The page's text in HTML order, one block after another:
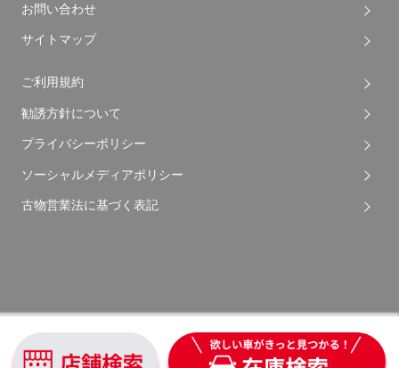
お問い合わせ
サイトマップ
ご利用規約
勧誘方針について
プライバシーポリシー
ソーシャルメディアポリシー
古物営業法に基づく表記